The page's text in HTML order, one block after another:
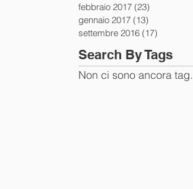
febbraio 2017 (23)
gennaio 2017 (13)
settembre 2016 (17)
Search By Tags
Non ci sono ancora tag.